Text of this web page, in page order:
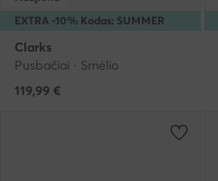
EXTRA -10% Kodas: SUMMER
Clarks
Pusbačiai · Smėlio
119,99 €